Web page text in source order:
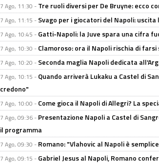
7 Ago, 11:30 - Tre ruoli diversi per De Bruyne: ecco
7 Ago, 11:15 - Svago per i giocatori del Napoli:
7 Ago, 10:45 - Gatti-Napoli: la Juve spara una cifra
7 Ago, 10:30 - Clamoroso: ora il Napoli rischia di
7 Ago, 10:20 - Seconda maglia Napoli dedicata
7 Ago, 10:15 - Quando arriverà Lukaku a Castel di
credono"
7 Ago, 10:00 - Come gioca il Napoli di Allegri? La
7 Ago, 09:36 - Presentazione Napoli a Castel di
il programma
7 Ago, 09:30 - Romano: "Vlahovic al Napoli è
7 Ago, 09:15 - Gabriel Jesus al Napoli, Romano